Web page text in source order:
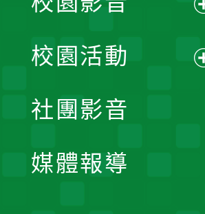
校園活動
社團影音
媒體報導